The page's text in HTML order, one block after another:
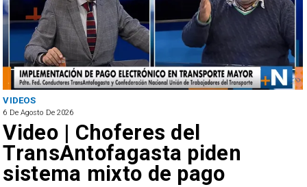
VIDEOS
6 De Agosto De 2026
Video | Choferes del
TransAntofagasta piden
sistema mixto de pago